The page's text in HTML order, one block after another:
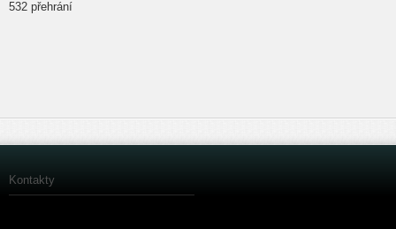
532 přehrání
Kontakty